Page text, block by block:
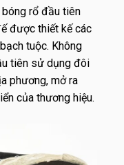
rổ đầu tiên
được thiết kế các
tuộc. Không
tiên sử dụng đôi
phương, mở ra
của thương hiệu.